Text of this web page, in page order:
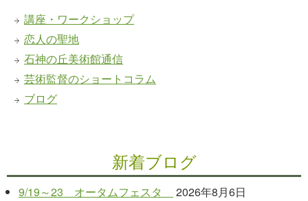
講座・ワークショップ
恋人の聖地
石神の丘美術館通信
芸術監督のショートコラム
ブログ
新着ブログ
9/19～23 オータムフェスタ
2026年8月6日